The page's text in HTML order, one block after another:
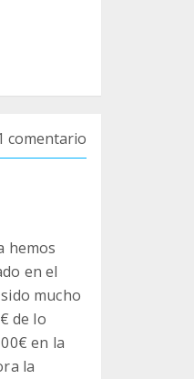
comentario
hemos
en el
mucho
de lo
en la
la